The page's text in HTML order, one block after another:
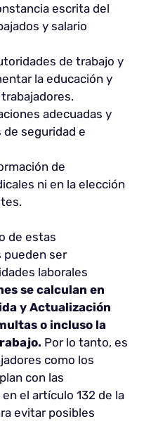
escrita del
y salario
de trabajo y
la educación y
adecuadas y
seguridad e
de
ni en la elección
de estas
pueden ser
laborales
se calculan en
y Actualización
o incluso la
Por lo tanto, es
como los
con las
el artículo 132 de la
evitar posibles